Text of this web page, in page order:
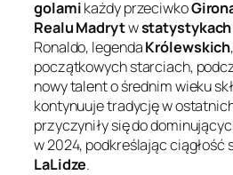
golamikażdy przeciwko
Realu Madrytw
Ronaldo, legendaKrólewskich
początkowych starciach,
nowy talent o średnim wieku
kontynuuje tradycję w
przyczyniły się do
w 2024, podkreślając ciągłość
LaLidze.